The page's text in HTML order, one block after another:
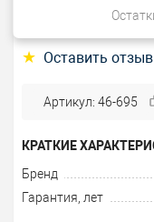
★ Оставить отзыв
Артикул: 46-695
КРАТКИЕ
Бренд
Гарантия, лет